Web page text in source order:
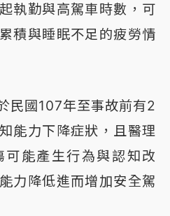
執勤與高駕車時數，可
積與睡眠不足的疲勞情
民國107年至事故前有2
能力下降症狀，且醫理
能產生行為與認知改
力降低進而增加安全駕